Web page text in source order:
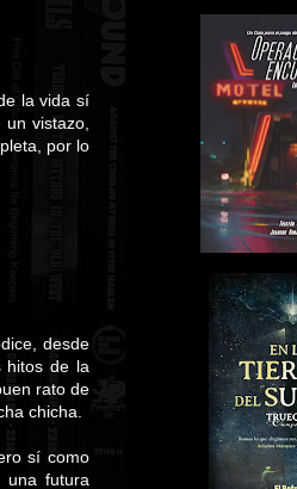
la vida sí
vistazo,
por lo
desde
hitos de la
rato de
chicha.
sí como
futura